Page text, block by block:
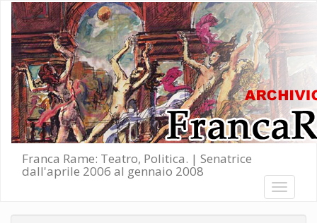
Salta al contenuto principale
Franca Rame: Teatro, Politica. | Senatrice
dall'aprile 2006 al gennaio 2008
Toggle